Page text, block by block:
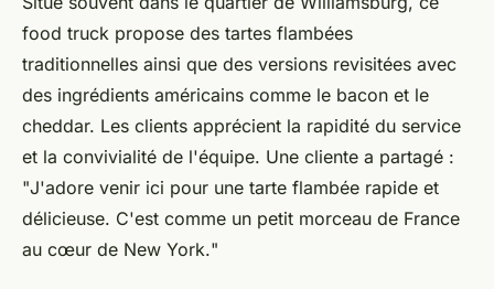
food truck propose des tartes flambées
traditionnelles ainsi que des versions revisitées avec
des ingrédients américains comme le bacon et le
cheddar. Les clients apprécient la rapidité du service
et la convivialité de l'équipe. Une cliente a partagé :
"J'adore venir ici pour une tarte flambée rapide et
délicieuse. C'est comme un petit morceau de France
au cœur de New York."